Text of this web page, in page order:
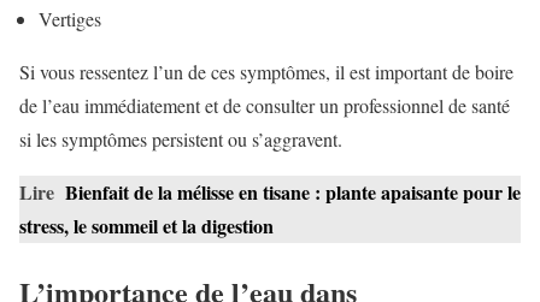
Vertiges
Si vous ressentez l’un de ces symptômes, il est important de boire
de l’eau immédiatement et de consulter un professionnel de santé
si les symptômes persistent ou s’aggravent.
Lire Bienfait de la mélisse en tisane : plante apaisante pour le
stress, le sommeil et la digestion
L’importance de l’eau dans